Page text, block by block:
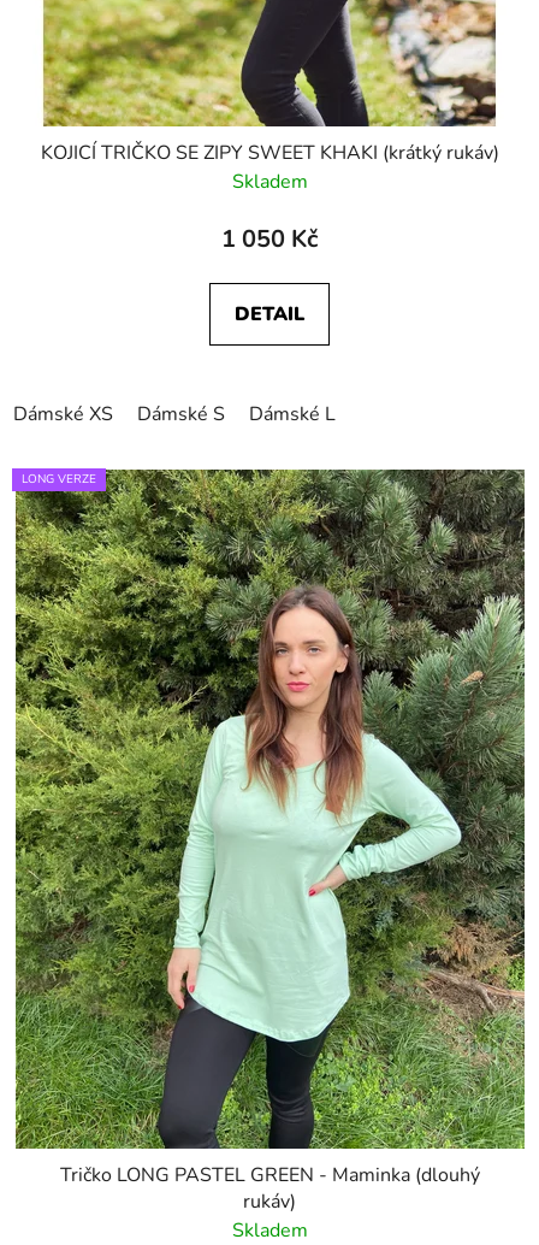
KOJICÍ TRIČKO SE ZIPY SWEET KHAKI (krátký rukáv)
Skladem
1 050 Kč
DETAIL
Dámské XS Dámské S Dámské L
LONG VERZE
Tričko LONG PASTEL GREEN - Maminka (dlouhý
rukáv)
Skladem